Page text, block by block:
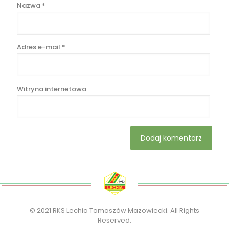
Nazwa *
Adres e-mail *
Witryna internetowa
© 2021 RKS Lechia Tomaszów Mazowiecki. All Rights
Reserved.